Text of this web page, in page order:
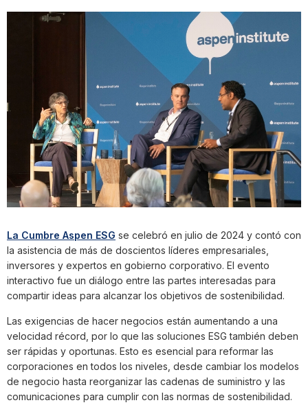
La Cumbre Aspen ESG se celebró en julio de 2024 y contó con
la asistencia de más de doscientos líderes empresariales,
inversores y expertos en gobierno corporativo. El evento
interactivo fue un diálogo entre las partes interesadas para
compartir ideas para alcanzar los objetivos de sostenibilidad.
Las exigencias de hacer negocios están aumentando a una
velocidad récord, por lo que las soluciones ESG también deben
ser rápidas y oportunas. Esto es esencial para reformar las
corporaciones en todos los niveles, desde cambiar los modelos
de negocio hasta reorganizar las cadenas de suministro y las
comunicaciones para cumplir con las normas de sostenibilidad.